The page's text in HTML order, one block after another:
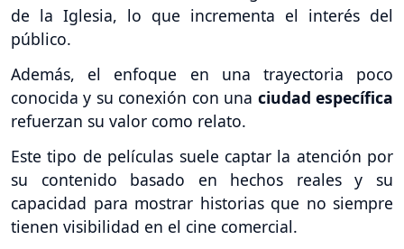
de la Iglesia, lo que incrementa el interés del
público.
Además, el enfoque en una trayectoria poco
conocida y su conexión con una ciudad específica
refuerzan su valor como relato.
Este tipo de películas suele captar la atención por
su contenido basado en hechos reales y su
capacidad para mostrar historias que no siempre
tienen visibilidad en el cine comercial.